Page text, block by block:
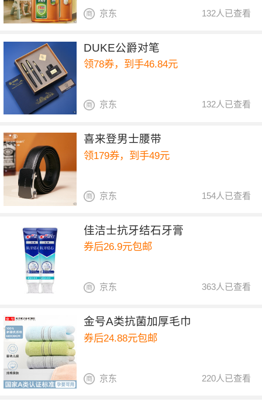
132人已查看
京东
DUKE公爵对笔
领78券，到手46.84元
132人已查看
京东
喜来登男士腰带
领179券，到手49元
154人已查看
京东
佳洁士抗牙结石牙膏
券后26.9元包邮
363人已查看
京东
金号A类抗菌加厚毛巾
券后24.88元包邮
220人已查看
京东